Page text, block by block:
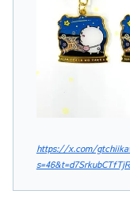
https://x.com/